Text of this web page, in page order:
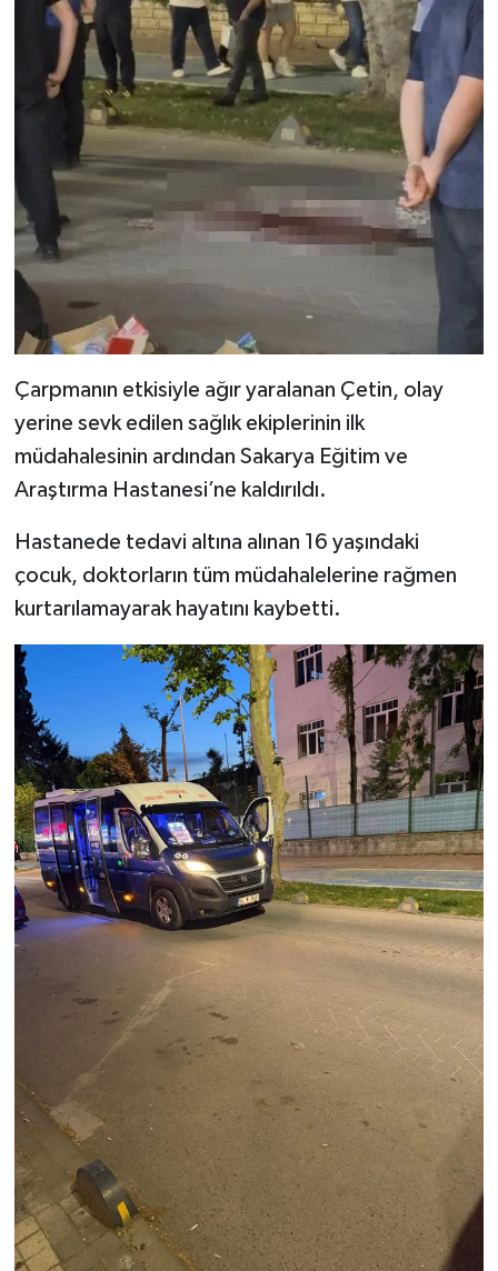
Çarpmanın etkisiyle ağır yaralanan Çetin, olay
yerine sevk edilen sağlık ekiplerinin ilk
müdahalesinin ardından Sakarya Eğitim ve
Araştırma Hastanesi’ne kaldırıldı.
Hastanede tedavi altına alınan 16 yaşındaki
çocuk, doktorların tüm müdahalelerine rağmen
kurtarılamayarak hayatını kaybetti.